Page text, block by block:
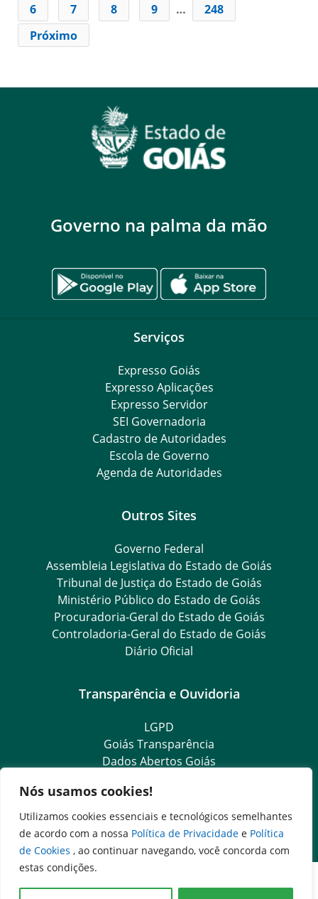
Nós usamos cookies!
Utilizamos cookies essenciais e tecnológicos semelhantes
de acordo com a nossa Política de Privacidade e Política
de Cookies , ao continuar navegando, você concorda com
estas condições.
6
7 8 9 …
248
Próximo
Governo na palma da mão
Serviços
Expresso Goiás
Expresso Aplicações
Expresso Servidor
SEI Governadoria
Cadastro de Autoridades
Escola de Governo
Agenda de Autoridades
Outros Sites
Governo Federal
Assembleia Legislativa do Estado de Goiás
Tribunal de Justiça do Estado de Goiás
Ministério Público do Estado de Goiás
Procuradoria-Geral do Estado de Goiás
Controladoria-Geral do Estado de Goiás
Diário Oficial
Transparência e Ouvidoria
LGPD
Goiás Transparência
Dados Abertos Goiás
SIC – Serviço de Informação ao Cidadão
Ouvidoria Setorial (Expresso)
Ouvidoria Setorial (Presencial)